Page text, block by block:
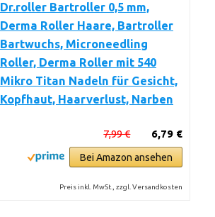
Dr.roller Bartroller 0,5 mm,
Derma Roller Haare, Bartroller
Bartwuchs, Microneedling
Roller, Derma Roller mit 540
Mikro Titan Nadeln für Gesicht,
Kopfhaut, Haarverlust, Narben
6,79 €
7,99 €
Bei Amazon ansehen
Preis inkl. MwSt., zzgl. Versandkosten